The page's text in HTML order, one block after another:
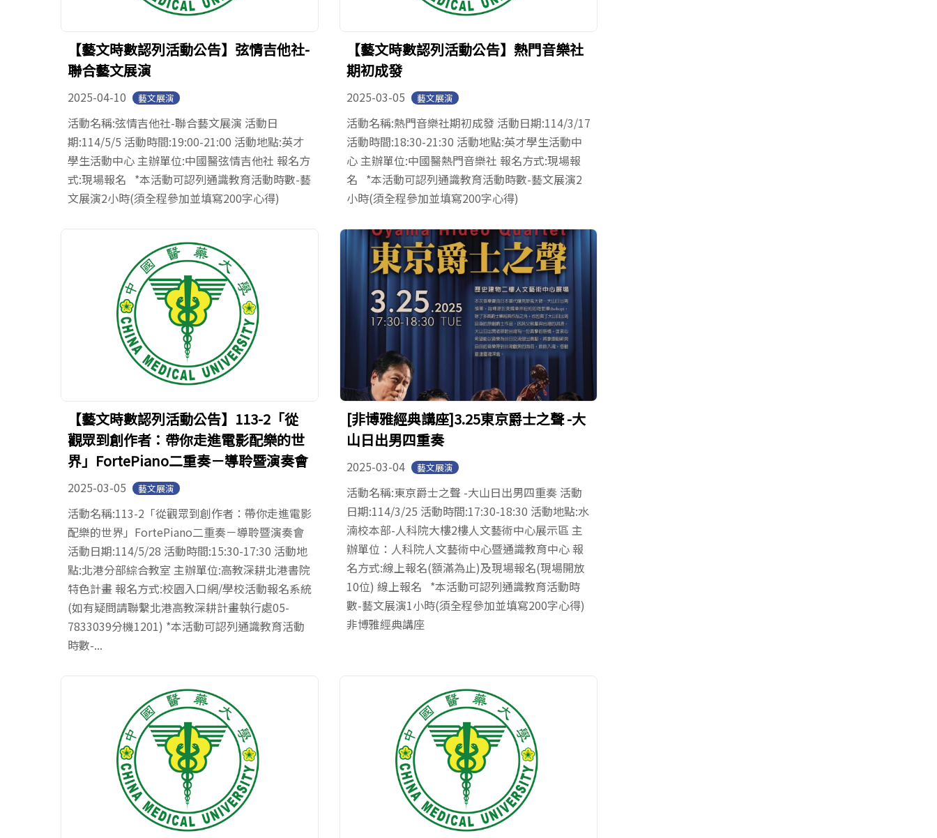
【藝文時數認列活動公告】弦情吉他社-
聯合藝文展演
2025-04-10 藝文展演
活動名稱:弦情吉他社-聯合藝文展演 活動日
期:114/5/5 活動時間:19:00-21:00 活動地點:英才
學生活動中心 主辦單位:中國醫弦情吉他社 報名方
式:現場報名 *本活動可認列通識教育活動時數-藝
文展演2小時(須全程參加並填寫200字心得)
【藝文時數認列活動公告】熱門音樂社
期初成發
2025-03-05 藝文展演
活動名稱:熱門音樂社期初成發 活動日期:114/3/17
活動時間:18:30-21:30 活動地點:英才學生活動中
心 主辦單位:中國醫熱門音樂社 報名方式:現場報
名 *本活動可認列通識教育活動時數-藝文展演2
小時(須全程參加並填寫200字心得)
【藝文時數認列活動公告】113-2「從
觀眾到創作者：帶你走進電影配樂的世
界」FortePiano二重奏－導聆暨演奏會
2025-03-05 藝文展演
活動名稱:113-2「從觀眾到創作者：帶你走進電影
配樂的世界」FortePiano二重奏－導聆暨演奏會
活動日期:114/5/28 活動時間:15:30-17:30 活動地
點:北港分部綜合教室 主辦單位:高教深耕北港書院
特色計畫 報名方式:校園入口網/學校活動報名系統
(如有疑問請聯繫北港高教深耕計畫執行處05-
7833039分機1201) *本活動可認列通識教育活動
時數-...
[非博雅經典講座]3.25東京爵士之聲 -大
山日出男四重奏
2025-03-04 藝文展演
活動名稱:東京爵士之聲 -大山日出男四重奏 活動
日期:114/3/25 活動時間:17:30-18:30 活動地點:水
湳校本部-人科院大樓2樓人文藝術中心展示區 主
辦單位：人科院人文藝術中心暨通識教育中心 報
名方式:線上報名(額滿為止)及現場報名(現場開放
10位) 線上報名 *本活動可認列通識教育活動時
數-藝文展演1小時(須全程參加並填寫200字心得)
非博雅經典講座